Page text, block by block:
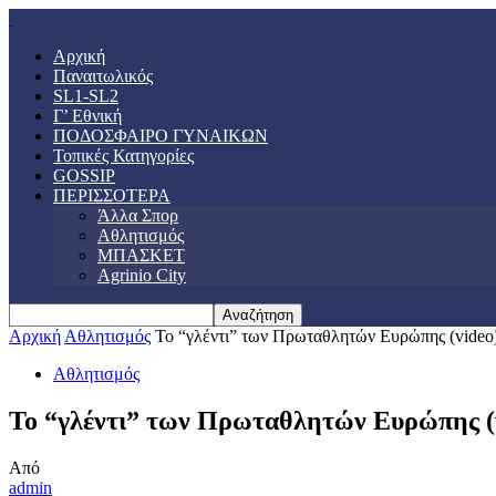
Αρχική
Παναιτωλικός
SL1-SL2
Γ’ Εθνική
ΠΟΔΟΣΦΑΙΡΟ ΓΥΝΑΙΚΩΝ
Τοπικές Κατηγορίες
GOSSIP
ΠΕΡΙΣΣΟΤΕΡΑ
Άλλα Σπορ
Αθλητισμός
ΜΠΑΣΚΕΤ
Agrinio City
Αρχική Αθλητισμός Το “γλέντι” των Πρωταθλητών Ευρώπης
Αθλητισμός
Το “γλέντι” των Πρωταθλητών Ευρώπης
Από
admin